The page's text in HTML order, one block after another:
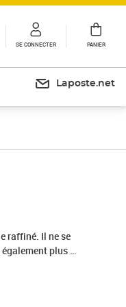
SE CONNECTER PANIER
Laposte.net
raffiné. Il ne se
plus de
qualité, ce qui
de la